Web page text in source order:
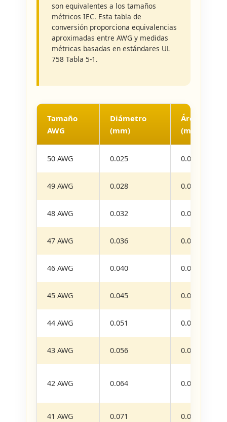
son equivalentes a los tamaños
métricos IEC. Esta tabla de
conversión proporciona equivalencias
aproximadas entre AWG y medidas
métricas basadas en estándares UL
758 Tabla 5-1.
Tamaño
AWG
Diámetro
(mm)
Área de
(mm²)
50 AWG 0.025 0.0005
49 AWG 0.028 0.0006
48 AWG 0.032 0.0008
47 AWG 0.036 0.0010
46 AWG 0.040 0.0013
45 AWG 0.045 0.0016
44 AWG 0.051 0.0020
43 AWG 0.056 0.0024
42 AWG 0.064 0.0032
41 AWG 0.071 0.0040